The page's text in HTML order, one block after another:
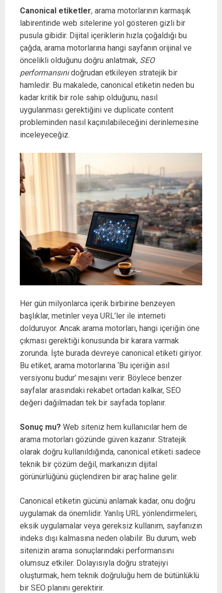
Canonical etiketler, arama motorlarının karmaşık
labirentinde web sitelerine yol gösteren gizli bir
pusula gibidir. Dijital içeriklerin hızla çoğaldığı bu
çağda, arama motorlarına hangi sayfanın orijinal ve
öncelikli olduğunu doğru anlatmak, SEO
performansınıdoğrudan etkileyen stratejik bir
hamledir. Bu makalede, canonical etiketin neden bu
kadar kritik bir role sahip olduğunu, nasıl
uygulanması gerektiğini ve duplicate content
probleminden nasıl kaçınılabileceğini derinlemesine
inceleyeceğiz.
Her gün milyonlarca içerik birbirine benzeyen
başlıklar, metinler veya URL’ler ile interneti
dolduruyor. Ancak arama motorları, hangi içeriğin öne
çıkması gerektiği konusunda bir karara varmak
zorunda. İşte burada devreye canonical etiketi giriyor.
Bu etiket, arama motorlarına ‘Bu içeriğin asıl
versiyonu budur’ mesajını verir. Böylece benzer
sayfalar arasındaki rekabet ortadan kalkar, SEO
değeri dağılmadan tek bir sayfada toplanır.
Sonuç mu? Web siteniz hem kullanıcılar hem de
arama motorları gözünde güven kazanır. Stratejik
olarak doğru kullanıldığında, canonical etiketi sadece
teknik bir çözüm değil, markanızın dijital
görünürlüğünü güçlendiren bir araç haline gelir.
Canonical etiketin gücünü anlamak kadar, onu doğru
uygulamak da önemlidir. Yanlış URL yönlendirmeleri,
eksik uygulamalar veya gereksiz kullanım, sayfanızın
indeks dışı kalmasına neden olabilir. Bu durum, web
sitenizin arama sonuçlarındaki performansını
olumsuz etkiler. Dolayısıyla doğru stratejiyi
oluşturmak, hem teknik doğruluğu hem de bütünlüklü
bir SEO planını gerektirir.